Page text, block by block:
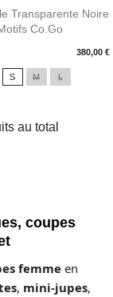
Transparente Noire
Co.Go
380,00 €
S M L
au total
coupes
femme en
, mini-jupes,